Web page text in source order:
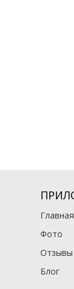
Главная
Фото
Отзывы
Блог